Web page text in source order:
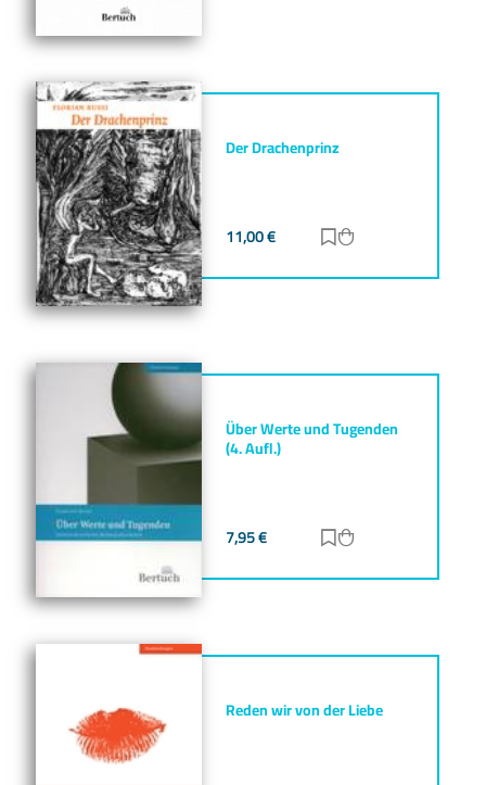
Der Drachenprinz
11,00€ Zur Merkliste
Über Werte und Tugenden
(4. Aufl.)
7,95€ Zur Merkliste
Reden wir von der Liebe